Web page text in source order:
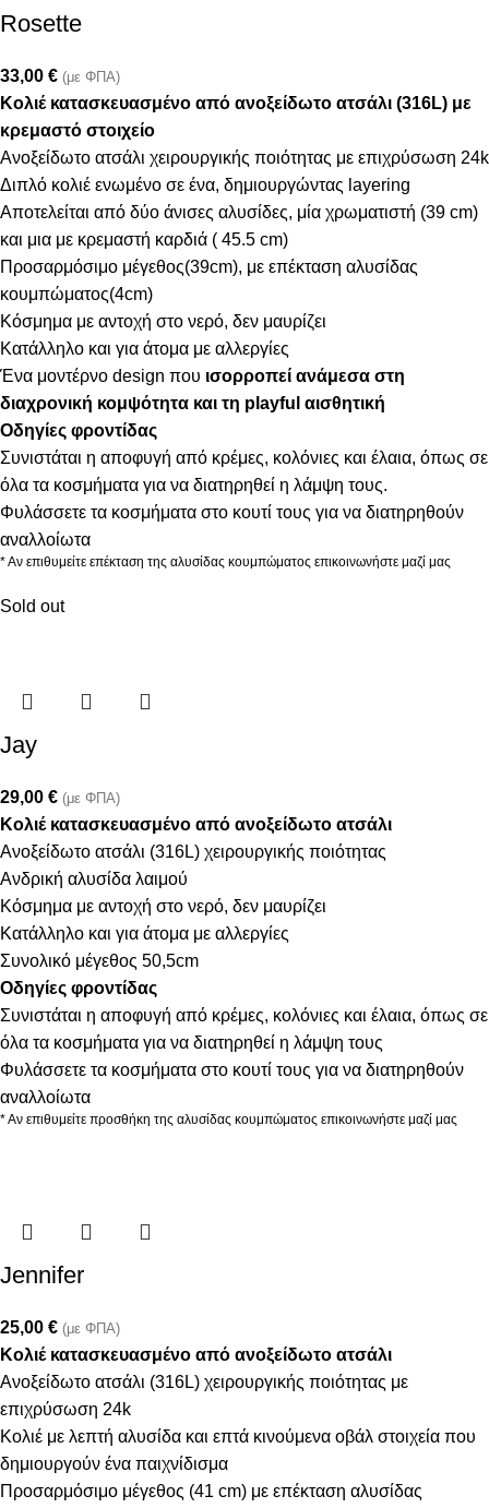
Rosette
33,00 € (με ΦΠΑ)
Kολιέ κατασκευασμένο από ανοξείδωτο ατσάλι (316L) με
κρεμαστό στοιχείο
Ανοξείδωτο ατσάλι χειρουργικής ποιότητας με επιχρύσωση 24k
Διπλό κολιέ ενωμένο σε ένα, δημιουργώντας layering
Αποτελείται από δύο άνισες αλυσίδες, μία χρωματιστή (39 cm)
και μια με κρεμαστή καρδιά ( 45.5 cm)
Προσαρμόσιμο μέγεθος(39cm), με επέκταση αλυσίδας
κουμπώματος(4cm)
Κόσμημα με αντοχή στο νερό, δεν μαυρίζει
Κατάλληλο και για άτομα με αλλεργίες
Ένα μοντέρνο design που ισορροπεί ανάμεσα στη
διαχρονική κομψότητα και τη playful αισθητική
Οδηγίες φροντίδας
Συνιστάται η αποφυγή από κρέμες, κολόνιες και έλαια, όπως σε
όλα τα κοσμήματα για να διατηρηθεί η λάμψη τους.
Φυλάσσετε τα κοσμήματα στο κουτί τους για να διατηρηθούν
αναλλοίωτα
* Αν επιθυμείτε επέκταση της αλυσίδας κουμπώματος επικοινωνήστε μαζί μας
Sold out
Jay
29,00 € (με ΦΠΑ)
Κολιέ κατασκευασμένο από ανοξείδωτο ατσάλι
Ανοξείδωτο ατσάλι (316L) χειρουργικής ποιότητας
Ανδρική αλυσίδα λαιμού
Κόσμημα με αντοχή στο νερό, δεν μαυρίζει
Κατάλληλο και για άτομα με αλλεργίες
Συνολικό μέγεθος 50,5cm
Οδηγίες φροντίδας
Συνιστάται η αποφυγή από κρέμες, κολόνιες και έλαια, όπως σε
όλα τα κοσμήματα για να διατηρηθεί η λάμψη τους
Φυλάσσετε τα κοσμήματα στο κουτί τους για να διατηρηθούν
αναλλοίωτα
* Αν επιθυμείτε προσθήκη της αλυσίδας κουμπώματος επικοινωνήστε μαζί μας
Jennifer
25,00 € (με ΦΠΑ)
Κολιέ κατασκευασμένο από ανοξείδωτο ατσάλι
Ανοξείδωτο ατσάλι (316L) χειρουργικής ποιότητας με
επιχρύσωση 24k
Κολιέ με λεπτή αλυσίδα και επτά κινούμενα οβάλ στοιχεία που
δημιουργούν ένα παιχνίδισμα
Προσαρμόσιμο μέγεθος (41 cm) με επέκταση αλυσίδας